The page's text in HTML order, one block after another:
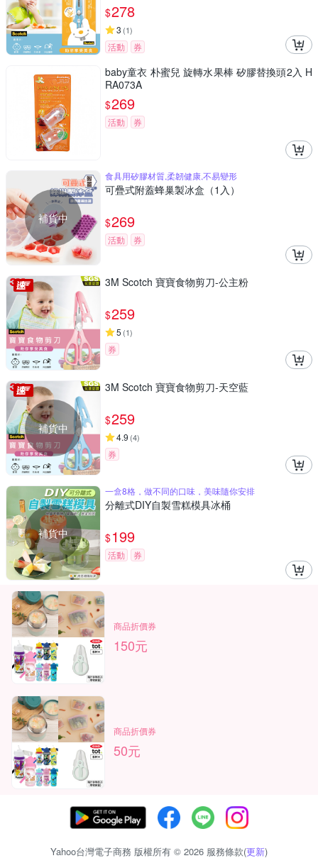
$278
3 (1)
活動 券
baby童衣 朴蜜兒 旋轉水果棒 矽膠替換頭2入 H
RA073A
$269
活動 券
補貨中
食具用矽膠材質,柔韌健康,不易變形
可疊式附蓋蜂巢製冰盒（1入）
$269
活動 券
3M Scotch 寶寶食物剪刀-公主粉
$259
5 (1)
券
補貨中
3M Scotch 寶寶食物剪刀-天空藍
$259
4.9 (4)
券
補貨中
一盒8格，做不同的口味，美味隨你安排
分離式DIY自製雪糕模具冰桶
$199
活動 券
商品折價券
150元
商品折價券
50元
Yahoo台灣電子商務 版權所有 © 2026 服務條款(更新)